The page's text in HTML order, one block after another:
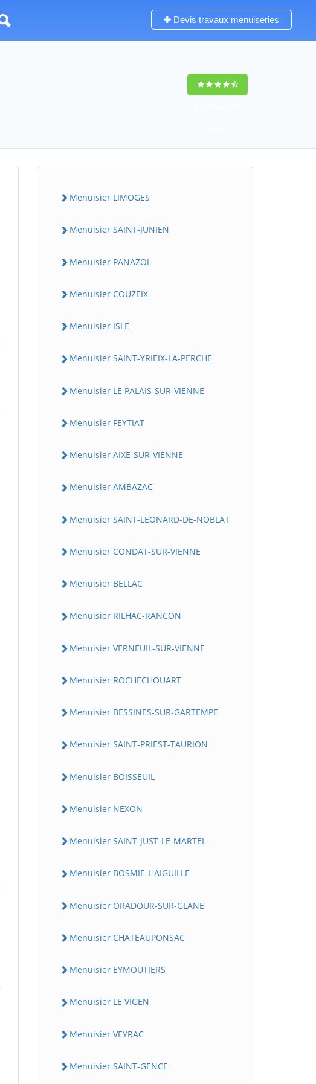
Devis travaux menuiseries
Menuisier LIMOGES
Menuisier SAINT-JUNIEN
Menuisier PANAZOL
Menuisier COUZEIX
Menuisier ISLE
Menuisier SAINT-YRIEIX-LA-PERCHE
Menuisier LE PALAIS-SUR-VIENNE
Menuisier FEYTIAT
Menuisier AIXE-SUR-VIENNE
Menuisier AMBAZAC
Menuisier SAINT-LEONARD-DE-NOBLAT
Menuisier CONDAT-SUR-VIENNE
Menuisier BELLAC
Menuisier RILHAC-RANCON
Menuisier VERNEUIL-SUR-VIENNE
Menuisier ROCHECHOUART
Menuisier BESSINES-SUR-GARTEMPE
Menuisier SAINT-PRIEST-TAURION
Menuisier BOISSEUIL
Menuisier NEXON
Menuisier SAINT-JUST-LE-MARTEL
Menuisier BOSMIE-L'AIGUILLE
Menuisier ORADOUR-SUR-GLANE
Menuisier CHATEAUPONSAC
Menuisier EYMOUTIERS
Menuisier LE VIGEN
Menuisier VEYRAC
Menuisier SAINT-GENCE